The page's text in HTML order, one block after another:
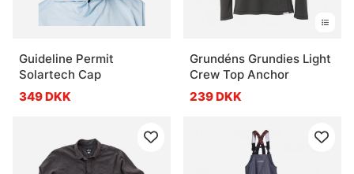
Guideline Permit
Solartech Cap
349 DKK
Grundéns Grundies Light
Crew Top Anchor
239 DKK